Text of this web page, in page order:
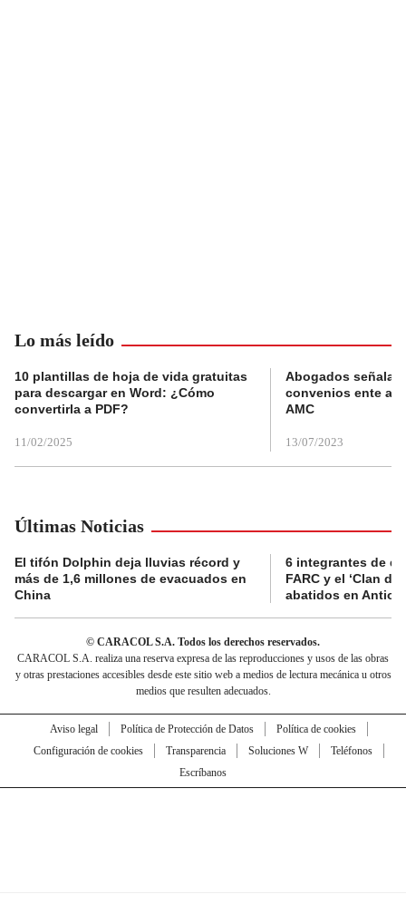
Lo más leído
10 plantillas de hoja de vida gratuitas
para descargar en Word: ¿Cómo
convertirla a PDF?
11/02/2025
Abogados
convenios ente
AMC
13/07/2023
Últimas Noticias
El tifón Dolphin deja lluvias récord y
más de 1,6 millones de evacuados en
China
6 integrantes de
FARC y el ‘Clan
abatidos en
© CARACOL S.A. Todos los derechos reservados.
CARACOL S.A. realiza una reserva expresa de las reproducciones y usos de las obras
y otras prestaciones accesibles desde este sitio web a medios de lectura mecánica u otros
medios que resulten adecuados.
Aviso legal Política de Protección de Datos
Política de cookies
Configuración de cookies
Transparencia Soluciones W
Teléfonos
Escríbanos